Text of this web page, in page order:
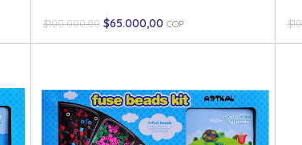
$100.000,00 $65.000,00 COP $